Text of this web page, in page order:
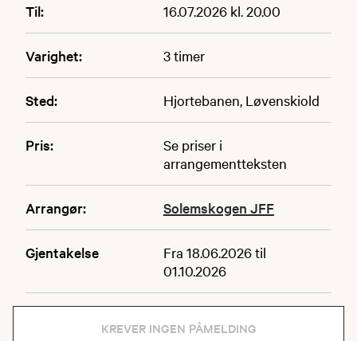
Til: 16.07.2026 kl. 20.00
Varighet: 3 timer
Sted: Hjortebanen, Løvenskiold
Pris:
Se priser i
arrangementteksten
Arrangør: Solemskogen JFF
Gjentakelse
Fra 18.06.2026 til
01.10.2026
KREVER INGEN PÅMELDING